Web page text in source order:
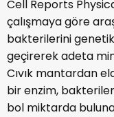
Cell Reports
çalışmaya göre
bakterilerini
geçirerek adeta
Cıvık mantardan
bir enzim,
bol miktarda